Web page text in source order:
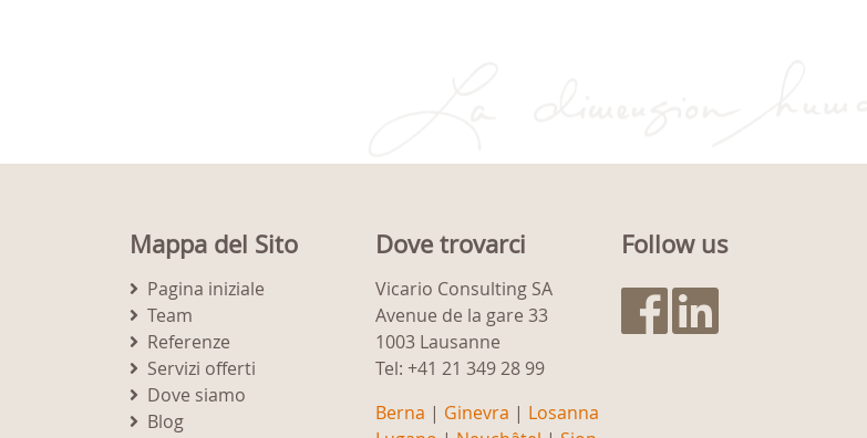
Mappa del Sito
Pagina iniziale
Team
Referenze
Servizi offerti
Dove siamo
Blog
Dove trovarci
Vicario Consulting SA
Avenue de la gare 33
1003 Lausanne
Tel: +41 21 349 28 99
Berna | Ginevra | Losanna
Follow us